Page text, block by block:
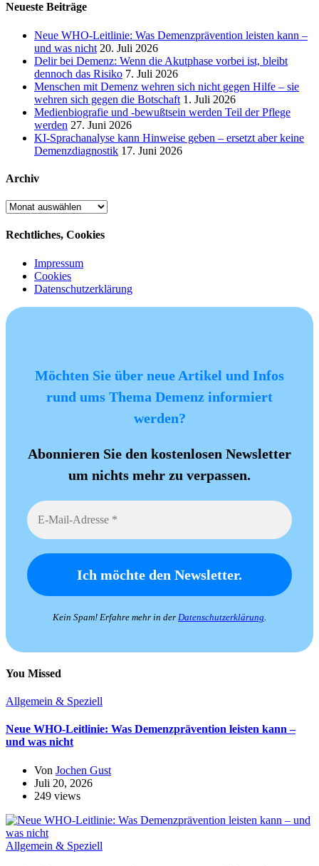
Neueste Beiträge
Neue WHO-Leitlinie: Was Demenzprävention leisten kann –
und was nicht 20. Juli 2026
Delir bei Demenz: Wenn die Akutphase vorbei ist, bleibt
dennoch das Risiko 7. Juli 2026
Menschen mit Demenz wehren sich nicht gegen Hilfe – sie
wehren sich gegen die Botschaft 1. Juli 2026
Medienbiografie und -bewußtsein werden Teil der Pflege
werden 27. Juni 2026
KI-Sprachanalyse kann Hinweise geben – ersetzt aber keine
Demenzdiagnostik 17. Juni 2026
Archiv
Archiv
Rechtliches, Cookies
Impressum
Cookies
Datenschutzerklärung
Möchten Sie über neue Artikel und Infos
rund ums Thema Demenz informiert
werden?
Abonnieren Sie den kostenlosen Newsletter
um nichts mehr zu verpassen.
Kein Spam! Erfahre mehr in der Datenschutzerklärung
You Missed
Allgemein & Speziell
Neue WHO-Leitlinie: Was Demenzprävention leisten kann –
und was nicht
Von Jochen Gust
Juli 20, 2026
249 views
Allgemein & Speziell